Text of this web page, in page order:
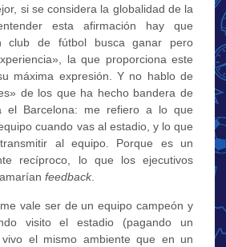
si se considera la globalidad de la
esta afirmación hay que
club de fútbol busca ganar pero
la que proporciona este
máxima expresión. Y no hablo de
de los que ha hecho bandera de
el Barcelona: me refiero a lo que
cuando vas al estadio, y lo que
al equipo. Porque es un
recíproco, lo que los ejecutivos
feedback.
vale ser de un equipo campeón y
visito el estadio (pagando un
el mismo ambiente que en un